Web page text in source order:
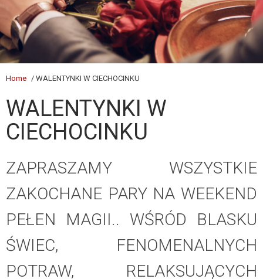
Home / WALENTYNKI W CIECHOCINKU
WALENTYNKI W
CIECHOCINKU
ZAPRASZAMY WSZYSTKIE
ZAKOCHANE PARY NA WEEKEND
PEŁEN MAGII.. WŚRÓD BLASKU
ŚWIEC, FENOMENALNYCH
POTRAW, RELAKSUJĄCYCH